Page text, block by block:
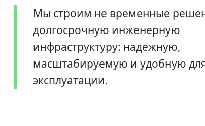
Мы строим не временные
долгосрочную инженерную
инфраструктуру: надежную,
масштабируемую и удобную
эксплуатации.